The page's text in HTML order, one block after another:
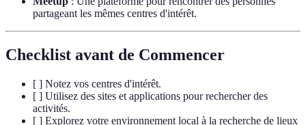
partageant les mêmes centres d'intérêt.
Checklist avant de Commencer
[ ] Notez vos centres d'intérêt.
[ ] Utilisez des sites et applications pour rechercher des
activités.
[ ] Explorez votre environnement local à la recherche de lieux